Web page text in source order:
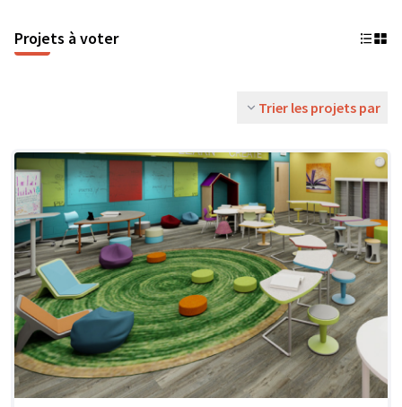
Projets à voter
Trier les projets par